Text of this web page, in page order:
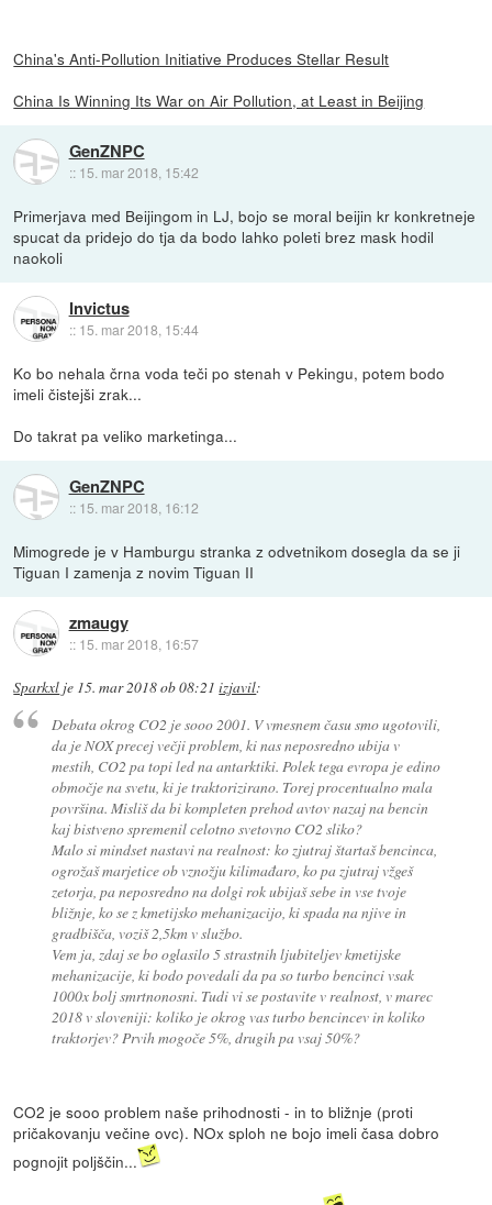
China's Anti-Pollution Initiative Produces Stellar Result
China Is Winning Its War on Air Pollution, at Least in Beijing
GenZNPC
:: 15. mar 2018, 15:42
Primerjava med Beijingom in LJ, bojo se moral beijin kr konkretneje
spucat da pridejo do tja da bodo lahko poleti brez mask hodil
naokoli
Invictus
:: 15. mar 2018, 15:44
Ko bo nehala črna voda teči po stenah v Pekingu, potem bodo
imeli čistejši zrak...
Do takrat pa veliko marketinga...
GenZNPC
:: 15. mar 2018, 16:12
Mimogrede je v Hamburgu stranka z odvetnikom dosegla da se ji
Tiguan I zamenja z novim Tiguan II
zmaugy
:: 15. mar 2018, 16:57
Sparkxl je 15. mar 2018 ob 08:21 izjavil:
Debata okrog CO2 je sooo 2001. V vmesnem času smo ugotovili,
da je NOX precej večji problem, ki nas neposredno ubija v
mestih, CO2 pa topi led na antarktiki. Polek tega evropa je edino
območje na svetu, ki je traktorizirano. Torej procentualno mala
površina. Misliš da bi kompleten prehod avtov nazaj na bencin
kaj bistveno spremenil celotno svetovno CO2 sliko?
Malo si mindset nastavi na realnost: ko zjutraj štartaš bencinca,
ogrožaš marjetice ob vznožju kilimađaro, ko pa zjutraj vžgeš
zetorja, pa neposredno na dolgi rok ubijaš sebe in vse tvoje
bližnje, ko se z kmetijsko mehanizacijo, ki spada na njive in
gradbišča, voziš 2,5km v službo.
Vem ja, zdaj se bo oglasilo 5 strastnih ljubiteljev kmetijske
mehanizacije, ki bodo povedali da pa so turbo bencinci vsak
1000x bolj smrtnonosni. Tudi vi se postavite v realnost, v marec
2018 v sloveniji: koliko je okrog vas turbo bencincev in koliko
traktorjev? Prvih mogoče 5%, drugih pa vsaj 50%?
CO2 je sooo problem naše prihodnosti - in to bližnje (proti
pričakovanju večine ovc). NOx sploh ne bojo imeli časa dobro
pognojit poljščin...